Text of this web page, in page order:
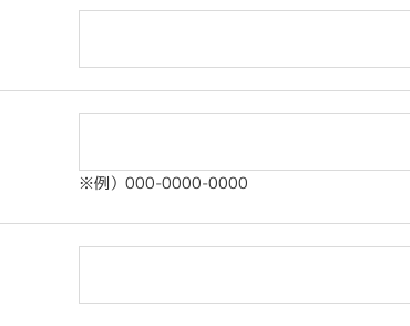
※例）000-0000-0000